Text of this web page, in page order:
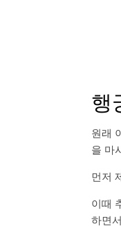
행
원래
을 마
먼저
이때
하면